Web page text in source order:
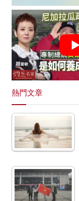
熱門文章